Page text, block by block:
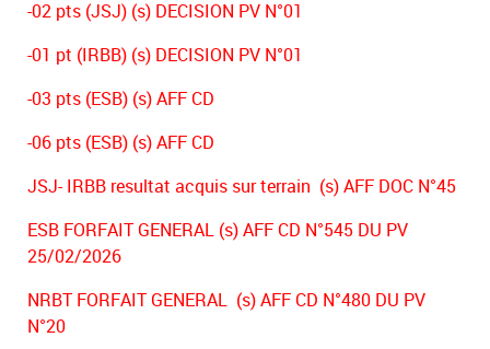
-02 pts (JSJ) (s) DECISION PV N°01
-01 pt (IRBB) (s) DECISION PV N°01
-03 pts (ESB) (s) AFF CD
-06 pts (ESB) (s) AFF CD
JSJ- IRBB resultat acquis sur terrain (s) AFF DOC N°45
ESB FORFAIT GENERAL (s) AFF CD N°545 DU PV
25/02/2026
NRBT FORFAIT GENERAL (s) AFF CD N°480 DU PV
N°20